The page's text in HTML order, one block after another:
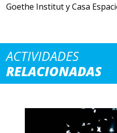
Goethe Institut y Casa
ACTIVIDADES
RELACIONADAS